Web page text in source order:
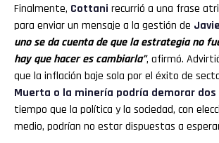
Finalmente, Cottani recurrió a una frase
para enviar un mensaje a la gestión de
uno se da cuenta de que la estrategia no
hay que hacer es cambiarla”, afirmó.
que la inflación baje sola por el éxito de
Muerta o la minería podría demorar
tiempo que la política y la sociedad, con
medio, podrían no estar dispuestas a
Pinterest
Whatsapp
Email